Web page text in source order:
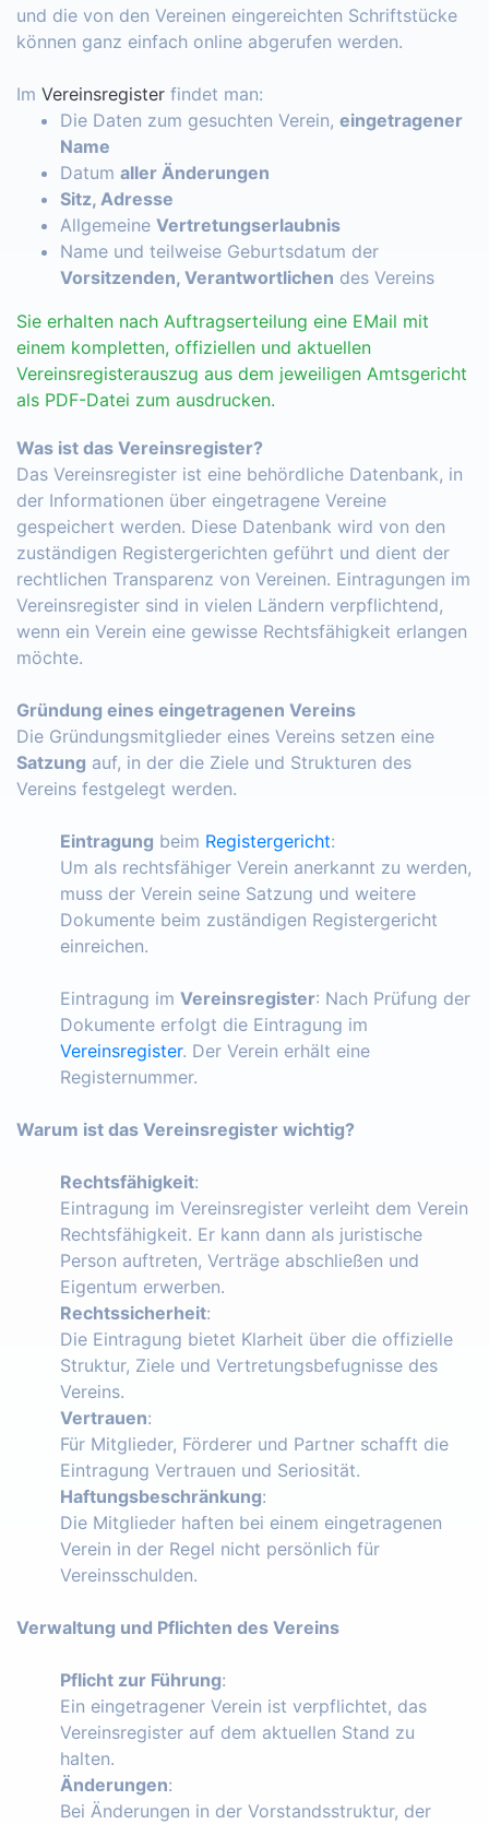
und die von den Vereinen eingereichten Schriftstücke
können ganz einfach online abgerufen werden.
Im Vereinsregister findet man:
Die Daten zum gesuchten Verein, eingetragener
Name
Datum aller Änderungen
Sitz, Adresse
Allgemeine Vertretungserlaubnis
Name und teilweise Geburtsdatum der
Vorsitzenden, Verantwortlichen des Vereins
Sie erhalten nach Auftragserteilung eine EMail mit
einem kompletten, offiziellen und aktuellen
Vereinsregisterauszug aus dem jeweiligen Amtsgericht
als PDF-Datei zum ausdrucken.
Was ist das Vereinsregister?
Das Vereinsregister ist eine behördliche Datenbank, in
der Informationen über eingetragene Vereine
gespeichert werden. Diese Datenbank wird von den
zuständigen Registergerichten geführt und dient der
rechtlichen Transparenz von Vereinen. Eintragungen im
Vereinsregister sind in vielen Ländern verpflichtend,
wenn ein Verein eine gewisse Rechtsfähigkeit erlangen
möchte.
Gründung eines eingetragenen Vereins
Die Gründungsmitglieder eines Vereins setzen eine
Satzung auf, in der die Ziele und Strukturen des
Vereins festgelegt werden.
Eintragung beim Registergericht:
Um als rechtsfähiger Verein anerkannt zu werden,
muss der Verein seine Satzung und weitere
Dokumente beim zuständigen Registergericht
einreichen.
Eintragung im Vereinsregister: Nach Prüfung der
Dokumente erfolgt die Eintragung im
Vereinsregister. Der Verein erhält eine
Registernummer.
Warum ist das Vereinsregister wichtig?
Rechtsfähigkeit:
Eintragung im Vereinsregister verleiht dem Verein
Rechtsfähigkeit. Er kann dann als juristische
Person auftreten, Verträge abschließen und
Eigentum erwerben.
Rechtssicherheit:
Die Eintragung bietet Klarheit über die offizielle
Struktur, Ziele und Vertretungsbefugnisse des
Vereins.
Vertrauen:
Für Mitglieder, Förderer und Partner schafft die
Eintragung Vertrauen und Seriosität.
Haftungsbeschränkung:
Die Mitglieder haften bei einem eingetragenen
Verein in der Regel nicht persönlich für
Vereinsschulden.
Verwaltung und Pflichten des Vereins
Pflicht zur Führung:
Ein eingetragener Verein ist verpflichtet, das
Vereinsregister auf dem aktuellen Stand zu
halten.
Änderungen:
Bei Änderungen in der Vorstandsstruktur, der